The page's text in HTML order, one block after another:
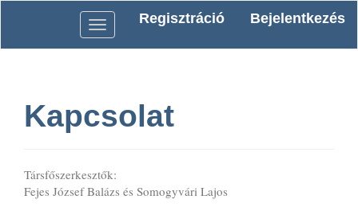
Regisztráció Bejelentkezés
Toggle
navigation
Kapcsolat
Társfőszerkesztők:
Fejes József Balázs és Somogyvári Lajos